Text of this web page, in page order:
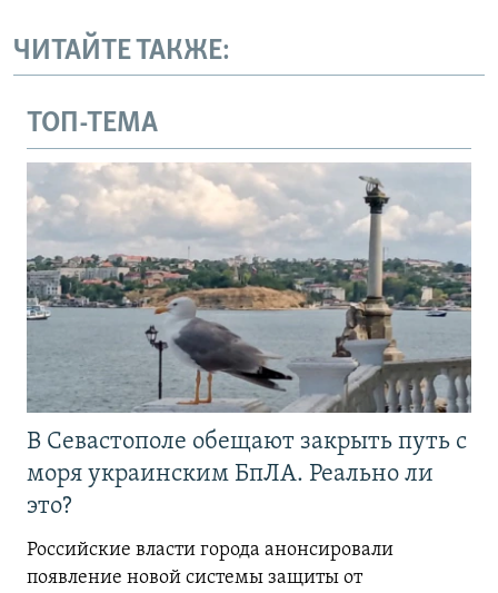
ЧИТАЙТЕ ТАКЖЕ:
ТОП-ТЕМА
В Севастополе обещают закрыть путь с
моря украинским БпЛА. Реально ли
это?
Российские власти города анонсировали
появление новой системы защиты от